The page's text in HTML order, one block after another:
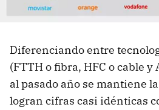
Diferenciando entre
(FTTH o fibra, HFC o cable y
al pasado año se mantiene
logran cifras casi idénticas